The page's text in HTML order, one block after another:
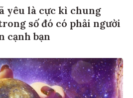
yêu là cực kì chung
số đó có phải người
cạnh bạn